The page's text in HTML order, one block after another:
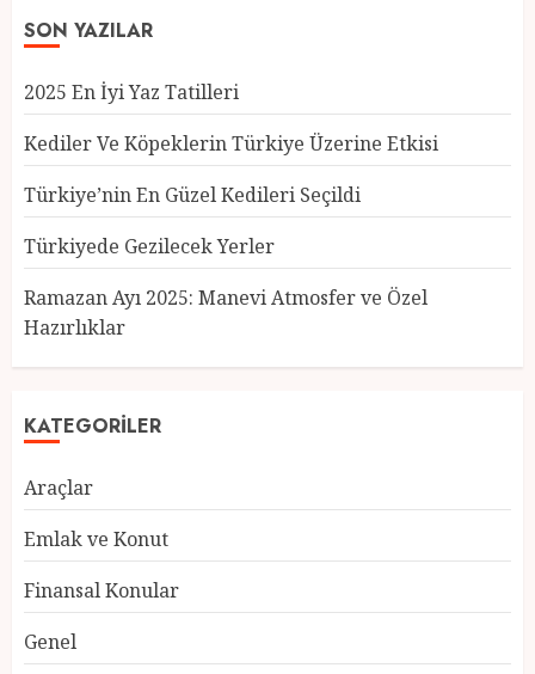
SON YAZILAR
2025 En İyi Yaz Tatilleri
Kediler Ve Köpeklerin Türkiye Üzerine Etkisi
Türkiye’nin En Güzel Kedileri Seçildi
Türkiyede Gezilecek Yerler
Ramazan Ayı 2025: Manevi Atmosfer ve Özel
Hazırlıklar
KATEGORILER
Araçlar
Emlak ve Konut
Finansal Konular
Genel
Türkiye’nin En Güzel Kedileri
Seçildi
4
Atmosfer ve Özel Hazırlıklar